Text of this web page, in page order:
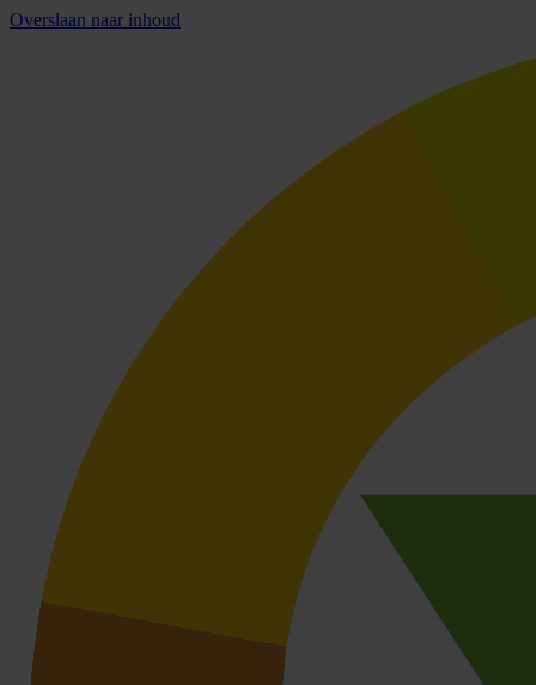
Overslaan naar inhoud